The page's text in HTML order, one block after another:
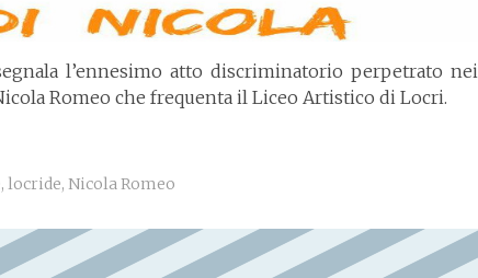
l’ennesimo atto discriminatorio perpetrato nei
Romeo che frequenta il Liceo Artistico di Locri.
, locride, Nicola Romeo